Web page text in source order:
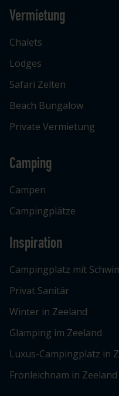
Vermietung
Chalets
Lodges
Safari Zelten
Beach Bungalow
Private Vermietung
Camping
Campen
Campingplätze
Inspiration
Campingplatz mit
Privat Sanitär
Winter in Zeeland
Glamping im Zeeland
Luxus-Campingplatz in
Fronleichnam in Zeeland